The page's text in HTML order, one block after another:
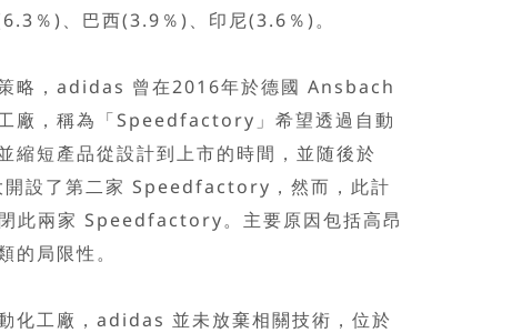
％)、巴西(3.9％)、印尼(3.6％)。
，adidas 曾在2016年於德國 Ansbach
廠，稱為「Speedfactory」希望透過自動
縮短產品從設計到上市的時間，並随後於
開設了第二家 Speedfactory，然而，此計
此兩家 Speedfactory。主要原因包括高昂
的局限性。
工廠，adidas 並未放棄相關技術，位於